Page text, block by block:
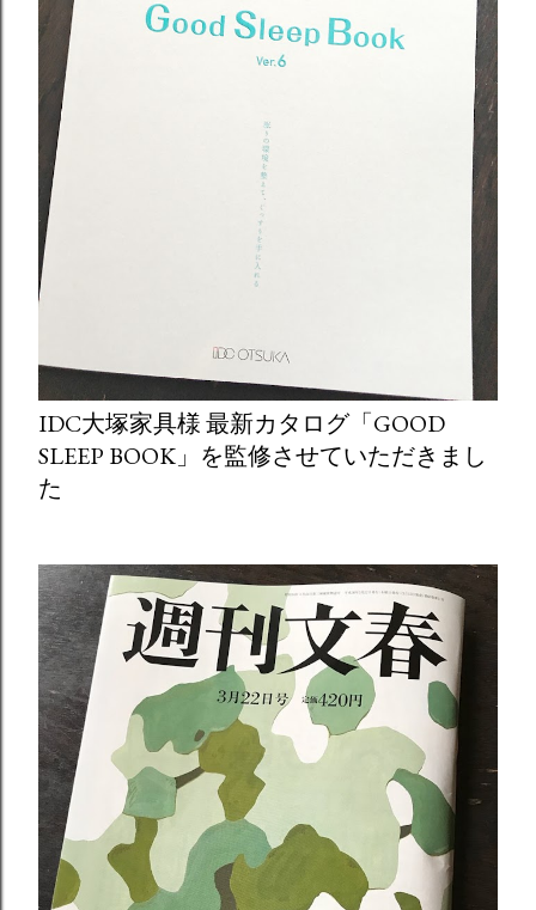
IDC大塚家具様 最新カタログ「GOOD
SLEEP BOOK」を監修させていただきまし
た